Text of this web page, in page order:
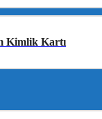
Kimlik Kartı